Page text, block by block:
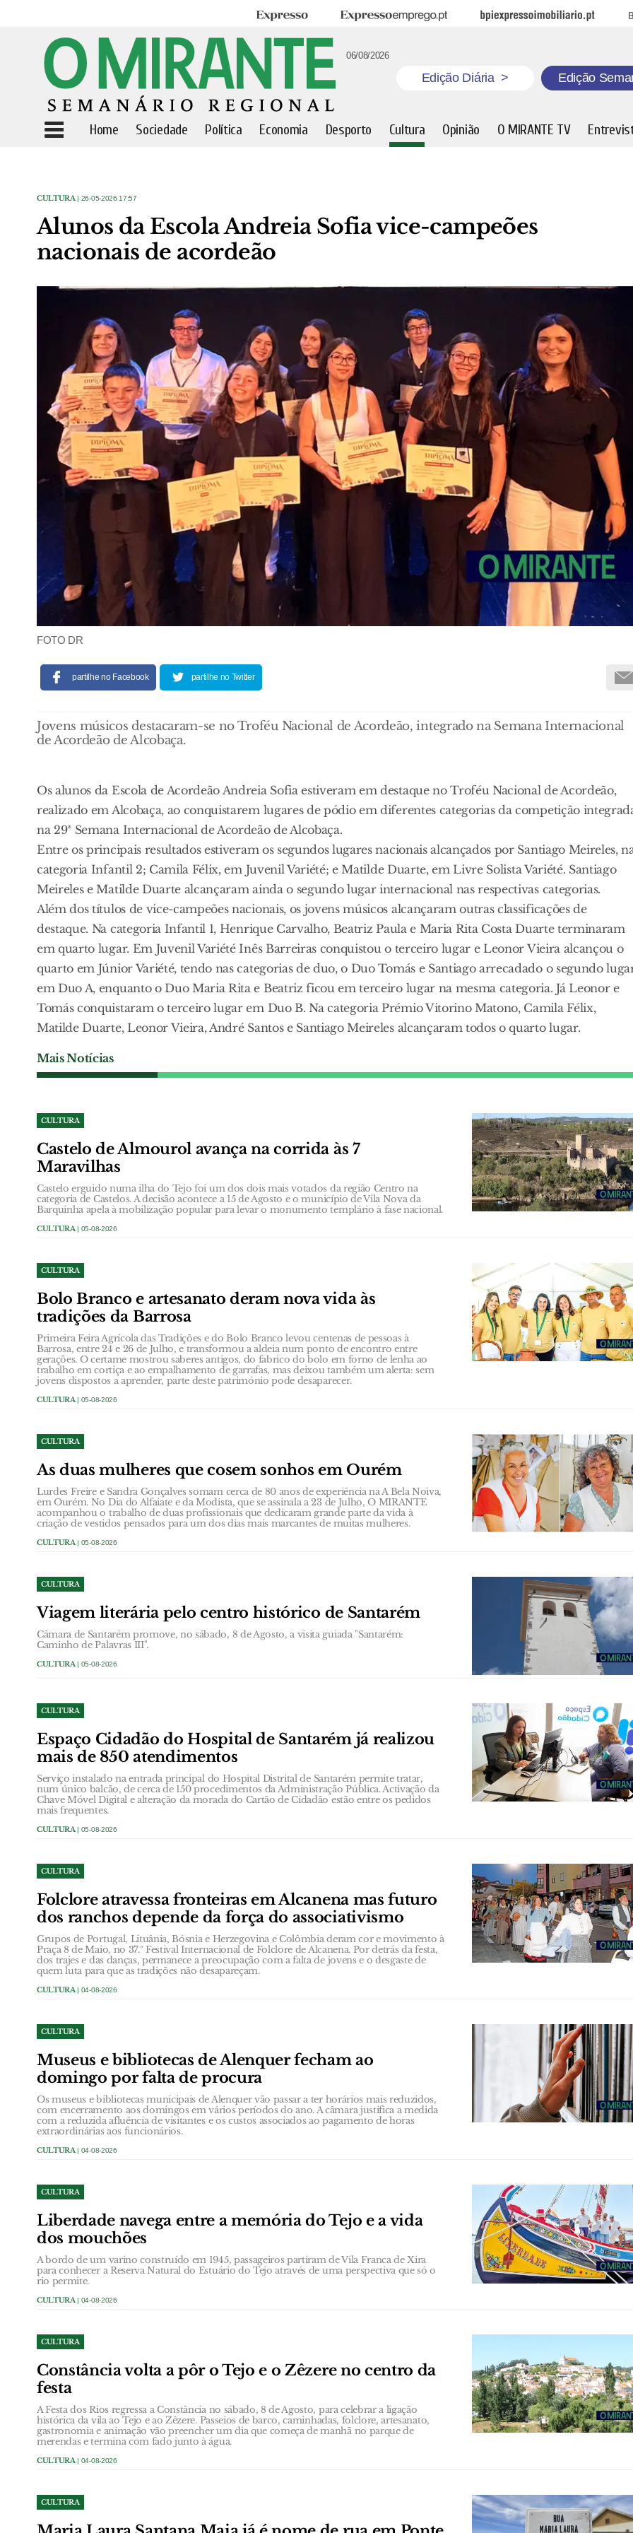
Expresso Expresso Emprego BPI Expresso Imobiliário
06/08/2026
Edição Diária > Edição
Home Sociedade Política Economia Desporto Cultura Opinião O MIRANTE TV
CULTURA | 26-05-2026 17:57
Alunos da Escola Andreia Sofia vice-campeões
nacionais de acordeão
FOTO DR
partilhe no Facebook partilhe no Twitter
Jovens músicos destacaram-se no Troféu Nacional de Acordeão, integrado na Semana Internacional
de Acordeão de Alcobaça.
Os alunos da Escola de Acordeão Andreia Sofia estiveram em destaque no Troféu Nacional de Acordeão,
realizado em Alcobaça, ao conquistarem lugares de pódio em diferentes categorias da competição
na 29ª Semana Internacional de Acordeão de Alcobaça.
Entre os principais resultados estiveram os segundos lugares nacionais alcançados por Santiago Meireles,
categoria Infantil 2; Camila Félix, em Juvenil Variété; e Matilde Duarte, em Livre Solista Variété. Santiago
Meireles e Matilde Duarte alcançaram ainda o segundo lugar internacional nas respectivas categorias.
Além dos títulos de vice-campeões nacionais, os jovens músicos alcançaram outras classificações de
destaque. Na categoria Infantil 1, Henrique Carvalho, Beatriz Paula e Maria Rita Costa Duarte terminaram
em quarto lugar. Em Juvenil Variété Inês Barreiras conquistou o terceiro lugar e Leonor Vieira alcançou o
quarto em Júnior Variété, tendo nas categorias de duo, o Duo Tomás e Santiago arrecadado o segundo
em Duo A, enquanto o Duo Maria Rita e Beatriz ficou em terceiro lugar na mesma categoria. Já Leonor e
Tomás conquistaram o terceiro lugar em Duo B. Na categoria Prémio Vitorino Matono, Camila Félix,
Matilde Duarte, Leonor Vieira, André Santos e Santiago Meireles alcançaram todos o quarto lugar.
Mais Notícias
CULTURA
Castelo de Almourol avança na corrida às 7
Maravilhas
Castelo erguido numa ilha do Tejo foi um dos dois mais votados da região Centro na
categoria de Castelos. A decisão acontece a 15 de Agosto e o município de Vila Nova da
Barquinha apela à mobilização popular para levar o monumento templário à fase nacional.
CULTURA | 05-08-2026
CULTURA
Bolo Branco e artesanato deram nova vida às
tradições da Barrosa
Primeira Feira Agrícola das Tradições e do Bolo Branco levou centenas de pessoas à
Barrosa, entre 24 e 26 de Julho, e transformou a aldeia num ponto de encontro entre
gerações. O certame mostrou saberes antigos, do fabrico do bolo em forno de lenha ao
trabalho em cortiça e ao empalhamento de garrafas, mas deixou também um alerta: sem
jovens dispostos a aprender, parte deste património pode desaparecer.
CULTURA | 05-08-2026
CULTURA
As duas mulheres que cosem sonhos em Ourém
Lurdes Freire e Sandra Gonçalves somam cerca de 80 anos de experiência na A Bela Noiva,
em Ourém. No Dia do Alfaiate e da Modista, que se assinala a 23 de Julho, O MIRANTE
acompanhou o trabalho de duas profissionais que dedicaram grande parte da vida à
criação de vestidos pensados para um dos dias mais marcantes de muitas mulheres.
CULTURA | 05-08-2026
CULTURA
Viagem literária pelo centro histórico de Santarém
Câmara de Santarém promove, no sábado, 8 de Agosto, a visita guiada "Santarém:
Caminho de Palavras III".
CULTURA | 05-08-2026
CULTURA
Espaço Cidadão do Hospital de Santarém já realizou
mais de 850 atendimentos
Serviço instalado na entrada principal do Hospital Distrital de Santarém permite tratar,
num único balcão, de cerca de 150 procedimentos da Administração Pública. Activação da
Chave Móvel Digital e alteração da morada do Cartão de Cidadão estão entre os pedidos
mais frequentes.
CULTURA | 05-08-2026
CULTURA
Folclore atravessa fronteiras em Alcanena mas futuro
dos ranchos depende da força do associativismo
Grupos de Portugal, Lituânia, Bósnia e Herzegovina e Colômbia deram cor e movimento à
Praça 8 de Maio, no 37.º Festival Internacional de Folclore de Alcanena. Por detrás da festa,
dos trajes e das danças, permanece a preocupação com a falta de jovens e o desgaste de
quem luta para que as tradições não desapareçam.
CULTURA | 04-08-2026
CULTURA
Museus e bibliotecas de Alenquer fecham ao
domingo por falta de procura
Os museus e bibliotecas municipais de Alenquer vão passar a ter horários mais reduzidos,
com encerramento aos domingos em vários períodos do ano. A câmara justifica a medida
com a reduzida afluência de visitantes e os custos associados ao pagamento de horas
extraordinárias aos funcionários.
CULTURA | 04-08-2026
CULTURA
Liberdade navega entre a memória do Tejo e a vida
dos mouchões
A bordo de um varino construído em 1945, passageiros partiram de Vila Franca de Xira
para conhecer a Reserva Natural do Estuário do Tejo através de uma perspectiva que só o
rio permite.
CULTURA | 04-08-2026
CULTURA
Constância volta a pôr o Tejo e o Zêzere no centro da
festa
A Festa dos Rios regressa a Constância no sábado, 8 de Agosto, para celebrar a ligação
histórica da vila ao Tejo e ao Zêzere. Passeios de barco, caminhadas, folclore, artesanato,
gastronomia e animação vão preencher um dia que começa de manhã no parque de
merendas e termina com fado junto à água.
CULTURA | 04-08-2026
CULTURA